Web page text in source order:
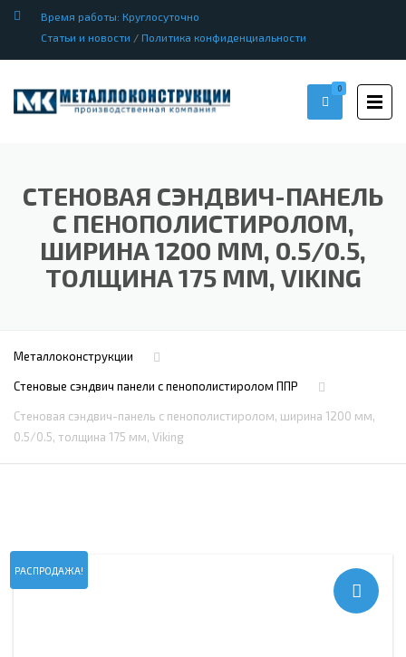
Время работы: Круглосуточно
Статьи и новости / Политика конфиденциальности
0
СТЕНОВАЯ СЭНДВИЧ-ПАНЕЛЬ
С ПЕНОПОЛИСТИРОЛОМ,
ШИРИНА 1200 ММ, 0.5/0.5,
ТОЛЩИНА 175 ММ, VIKING
Металлоконструкции
Стеновые сэндвич панели с пенополистиролом ППР
Стеновая сэндвич-панель с пенополистиролом, ширина 1200 мм,
0.5/0.5, толщина 175 мм, Viking
РАСПРОДАЖА!